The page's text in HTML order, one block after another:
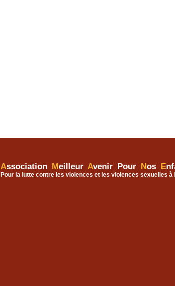
Association Meilleur Avenir Pour Nos E
Pour la lutte contre les violences et les violences sexuelles à